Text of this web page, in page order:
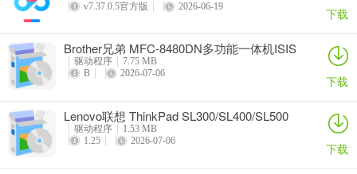
v7.37.0.5官方版
2026-06-19 下载
Brother兄弟 MFC-8480DN多功能一体机ISIS
驱动
驱动程序
7.75 MB
B
2026-07-06 下载
Lenovo联想 ThinkPad SL300/SL400/SL500
笔记本BIOS
驱动程序
1.53 MB
1.25
2026-07-06 下载